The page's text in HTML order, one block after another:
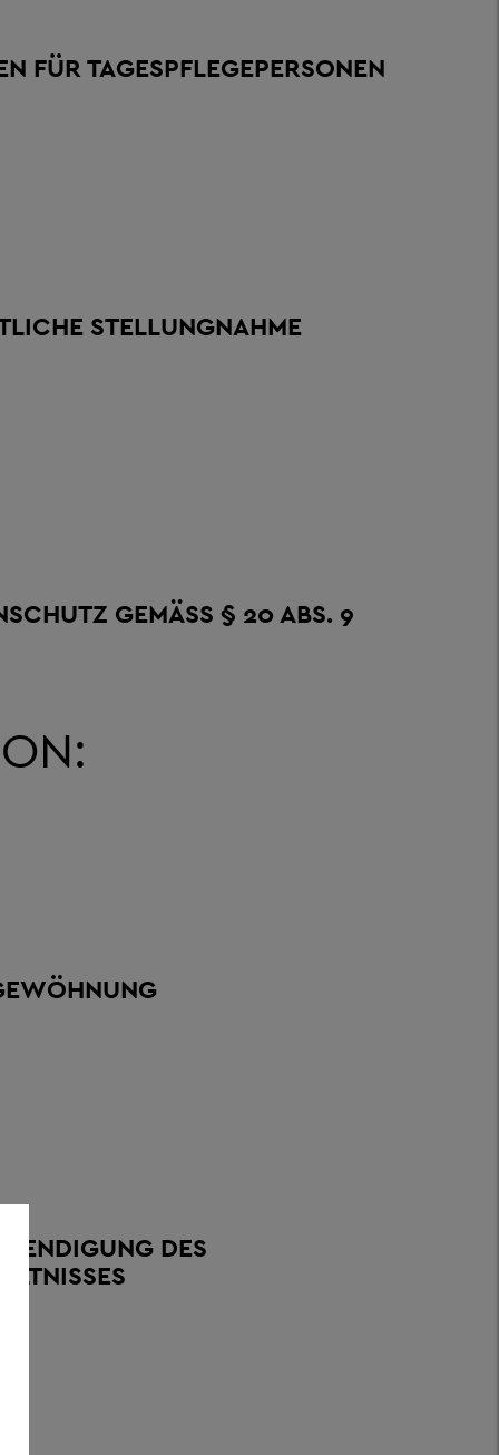
FÜR TAGESPFLEGEPERSONEN
STELLUNGNAHME
GEMÄSS § 20 ABS. 9 I
DES